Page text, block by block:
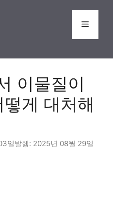
Menu
이물질이
게 대처해
일 2025년 08월 29일